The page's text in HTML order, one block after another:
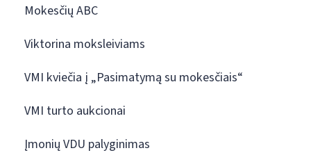
Mokesčių ABC
Viktorina moksleiviams
VMI kviečia į „Pasimatymą su mokesčiais“
VMI turto aukcionai
Įmonių VDU palyginimas